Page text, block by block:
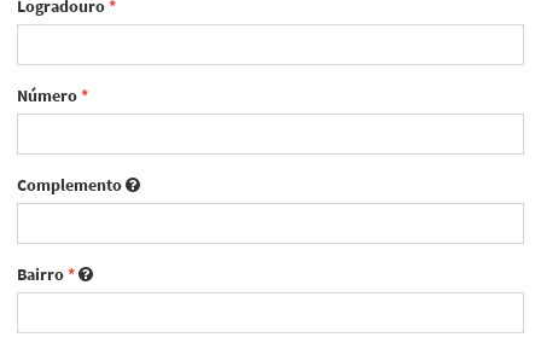
Logradouro*
Número*
Complemento
Bairro*